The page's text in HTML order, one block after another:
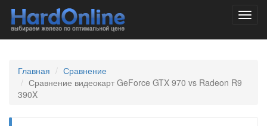
Главная
Сравнение
Сравнение видеокарт GeForce GTX 970 vs Radeon R9
390X